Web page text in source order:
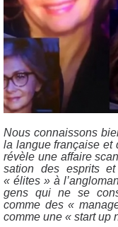
Nous connais­sons
la langue fran­çaise et
révèle une affaire
sa­tion des esprits
« élites » à
gens qui ne se
comme des «
comme une « start up